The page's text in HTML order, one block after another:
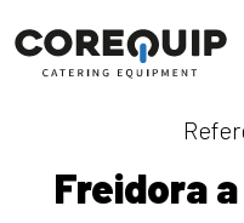
Navegación principal
Freidora a